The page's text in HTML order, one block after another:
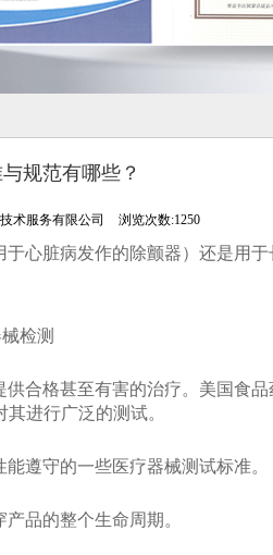
规范有哪些？
术服务有限公司 浏览次数:1250
心脏病发作的除颤器）还是用
合格甚至有害的治疗。美国食
进行广泛的测试。
遵守的一些医疗器械测试标准。
品的整个生命周期。